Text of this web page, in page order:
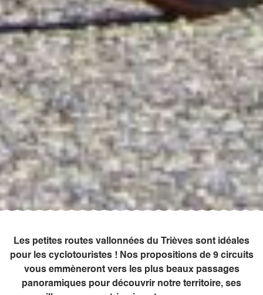
Les petites routes vallonnées du Trièves sont idéales
pour les cyclotouristes ! Nos propositions de 9 circuits
vous emmèneront vers les plus beaux passages
panoramiques pour découvrir notre territoire, ses